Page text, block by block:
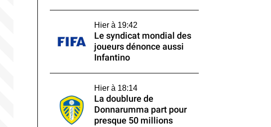
Hier à 19:42
Le syndicat mondial des
joueurs dénonce aussi
Infantino
Hier à 18:14
La doublure de
Donnarumma part pour
presque 50 millions